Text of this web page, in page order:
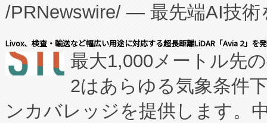
キー方式で拡張性が高く、持
す。FCCM‑を活用した現地生
患者にとっての費用負担を大
のアクセスを大幅に拡大する
Fully-Connected Continuous
/PRNewswire/ — 最先端AI技術
会社エーアイ・アンド：本社
President原信平）と、エンタ
ードするVoltaiqは、日本にあ
ーエネルギー貯蔵システム（
Livox、検査・輸送など幅広い用途に対応する超長距離LiDAR「Avia 2」を
最大1,000メートル先
2はあらゆる気象条件
ンカバレッジを提供します。